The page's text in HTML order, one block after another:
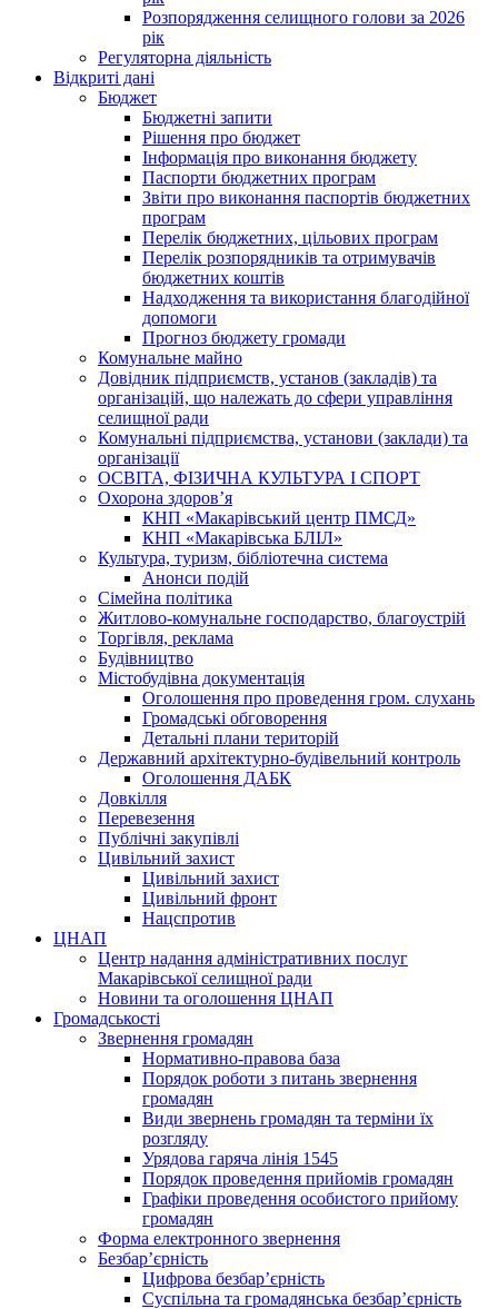
Розпорядження селищного голови за 2026
рік
Регуляторна діяльність
Відкриті дані
Бюджет
Бюджетні запити
Рішення про бюджет
Інформація про виконання бюджету
Паспорти бюджетних програм
Звіти про виконання паспортів бюджетних
програм
Перелік бюджетних, цільових програм
Перелік розпорядників та отримувачів
бюджетних коштів
Надходження та використання благодійної
допомоги
Прогноз бюджету громади
Комунальне майно
Довідник підприємств, установ (закладів) та
організацій, що належать до сфери управління
селищної ради
Комунальні підприємства, установи (заклади) та
організації
ОСВІТА, ФІЗИЧНА КУЛЬТУРА І СПОРТ
Охорона здоров’я
КНП «Макарівський центр ПМСД»
КНП «Макарівська БЛІЛ»
Культура, туризм, бібліотечна система
Анонси подій
Сімейна політика
Житлово-комунальне господарство, благоустрій
Торгівля, реклама
Будівництво
Містобудівна документація
Оголошення про проведення гром. слухань
Громадські обговорення
Детальні плани територій
Державний архітектурно-будівельний контроль
Оголошення ДАБК
Довкілля
Перевезення
Публічні закупівлі
Цивільний захист
Цивільний захист
Цивільний фронт
Нацспротив
ЦНАП
Центр надання адміністративних послуг
Макарівської селищної ради
Новини та оголошення ЦНАП
Громадськості
Звернення громадян
Нормативно-правова база
Порядок роботи з питань звернення
громадян
Види звернень громадян та терміни їх
розгляду
Урядова гаряча лінія 1545
Порядок проведення прийомів громадян
Графіки проведення особистого прийому
громадян
Форма електронного звернення
Безбар’єрність
Цифрова безбар’єрність
Суспільна та громадянська безбар’єрність